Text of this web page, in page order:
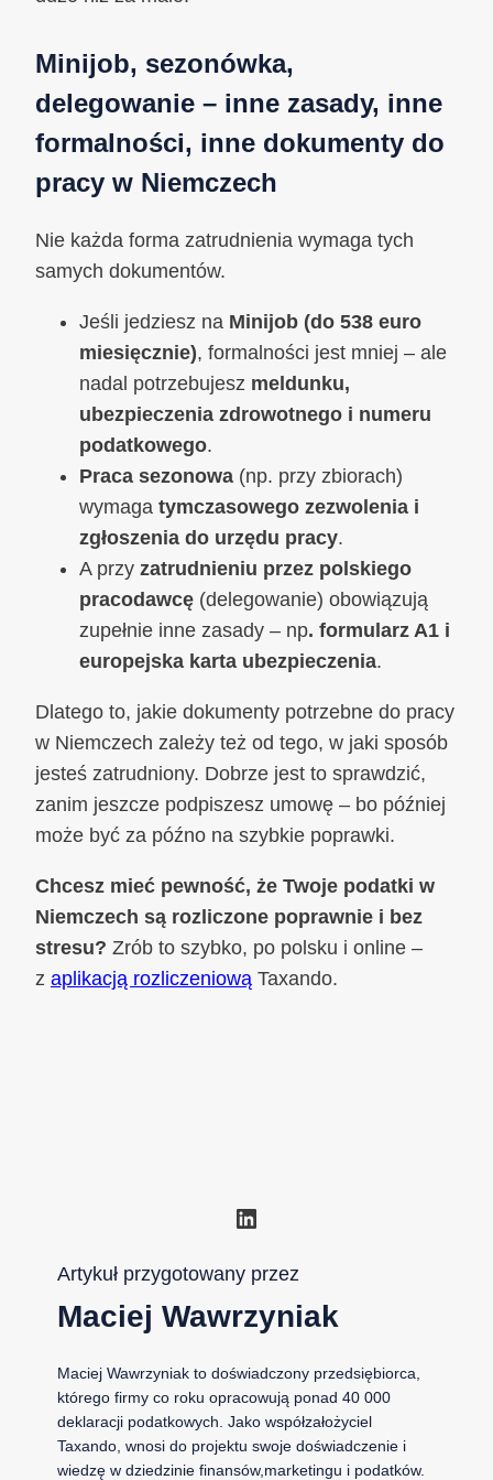
Minijob, sezonówka,
delegowanie – inne zasady, inne
formalności, inne dokumenty do
pracy w Niemczech
Nie każda forma zatrudnienia wymaga tych
samych dokumentów.
Jeśli jedziesz na Minijob (do 538 euro
miesięcznie), formalności jest mniej – ale
nadal potrzebujesz meldunku,
ubezpieczenia zdrowotnego i numeru
podatkowego.
Praca sezonowa (np. przy zbiorach)
wymaga tymczasowego zezwolenia i
zgłoszenia do urzędu pracy.
A przy zatrudnieniu przez polskiego
pracodawcę (delegowanie) obowiązują
zupełnie inne zasady – np. formularz A1 i
europejska karta ubezpieczenia.
Dlatego to, jakie dokumenty potrzebne do pracy
w Niemczech zależy też od tego, w jaki sposób
jesteś zatrudniony. Dobrze jest to sprawdzić,
zanim jeszcze podpiszesz umowę – bo później
może być za późno na szybkie poprawki.
Chcesz mieć pewność, że Twoje podatki w
Niemczech są rozliczone poprawnie i bez
stresu? Zrób to szybko, po polsku i online –
z aplikacją rozliczeniową Taxando.
LinkedIn
Artykuł przygotowany przez
Maciej Wawrzyniak
Maciej Wawrzyniak to doświadczony przedsiębiorca,
którego firmy co roku opracowują ponad 40 000
deklaracji podatkowych. Jako współzałożyciel
Taxando, wnosi do projektu swoje doświadczenie i
wiedzę w dziedzinie finansów,marketingu i podatków.